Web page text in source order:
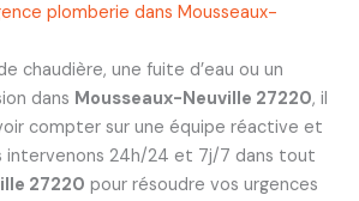
plomberie dans Mousseaux-
chaudière, une fuite d’eau ou un
dans Mousseaux-Neuville 27220, il
compter sur une équipe réactive et
intervenons 24h/24 et 7j/7 dans tout
27220 pour résoudre vos urgences